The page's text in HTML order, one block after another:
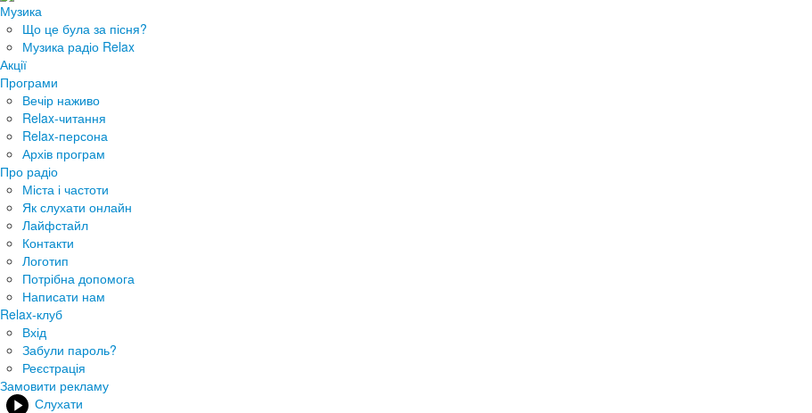
Музика
Що це була за пісня?
Музика радіо Relax
Акції
Програми
Вечір наживо
Relax-читання
Relax-персона
Архів програм
Про радіо
Міста і частоти
Як слухати онлайн
Лайфстайл
Контакти
Логотип
Потрібна допомога
Написати нам
Relax-клуб
Вхід
Забули пароль?
Реєстрація
Замовити рекламу
Слухати